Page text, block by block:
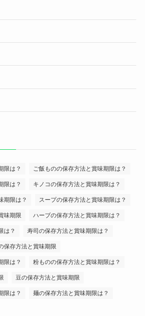
限は？ ご飯ものの保存方法と賞味期限は？
限は？ キノコの保存方法と賞味期限は？
期限は？ スープの保存方法と賞味期限は？
味期限 ハーブの保存方法と賞味期限は？
は？ 寿司の保存方法と賞味期限は？
保存方法と賞味期限
限は？ 粉ものの保存方法と賞味期限は？
豆の保存方法と賞味期限
限は？ 麺の保存方法と賞味期限は？